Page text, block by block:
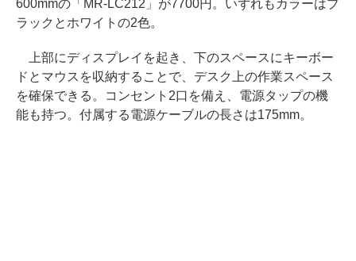
600mmの「MR-LC212」が7700円。いずれもカラーはブ
ラックとホワイトの2色。
上部にディスプレイを起き、下のスペースにキーボー
ドとマウスを収納することで、デスク上の作業スペース
を確保できる。コンセント2口を備え、電源タップの機
能も持つ。付属する電源ケーブルの長さは175mm。